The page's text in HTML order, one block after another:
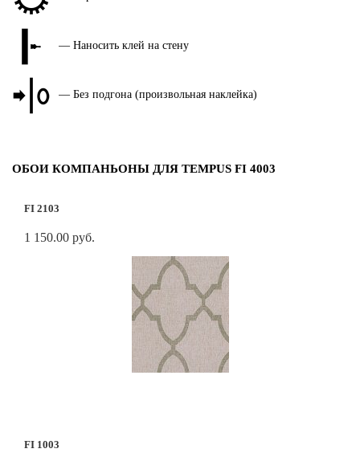
— Наносить клей на стену
— Без подгона (произвольная наклейка)
ОБОИ КОМПАНЬОНЫ ДЛЯ TEMPUS FI 4003
FI 2103
1 150.00 руб.
FI 1003